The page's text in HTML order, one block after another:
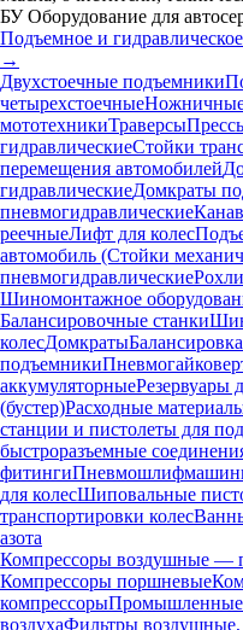
БУ Оборудование для
Подъемное и
→
Двухстоечные подъемники
четырехстоечные
мототехникиТраверсы
гидравлическиеСтойки
перемещения автомобилей
гидравлическиеДомкраты
пневмогидравлические
реечныеЛифт для колес
автомобиль (Стойки
пневмогидравлическиеРохли
Шиномонтажное
Балансировочные станки
колесДомкраты
подъемники
аккумуляторныеРезервуары
(бустер)Расходные
станции и пистолеты для
быстроразъемные
фитинги
для колесШиповальные
транспортировки колес
азота
Компрессоры воздушные —
Компрессоры поршневые
компрессорыПромышленные
воздухаФильтры воздушные,